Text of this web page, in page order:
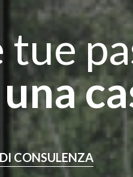
tue
CONSULENZA